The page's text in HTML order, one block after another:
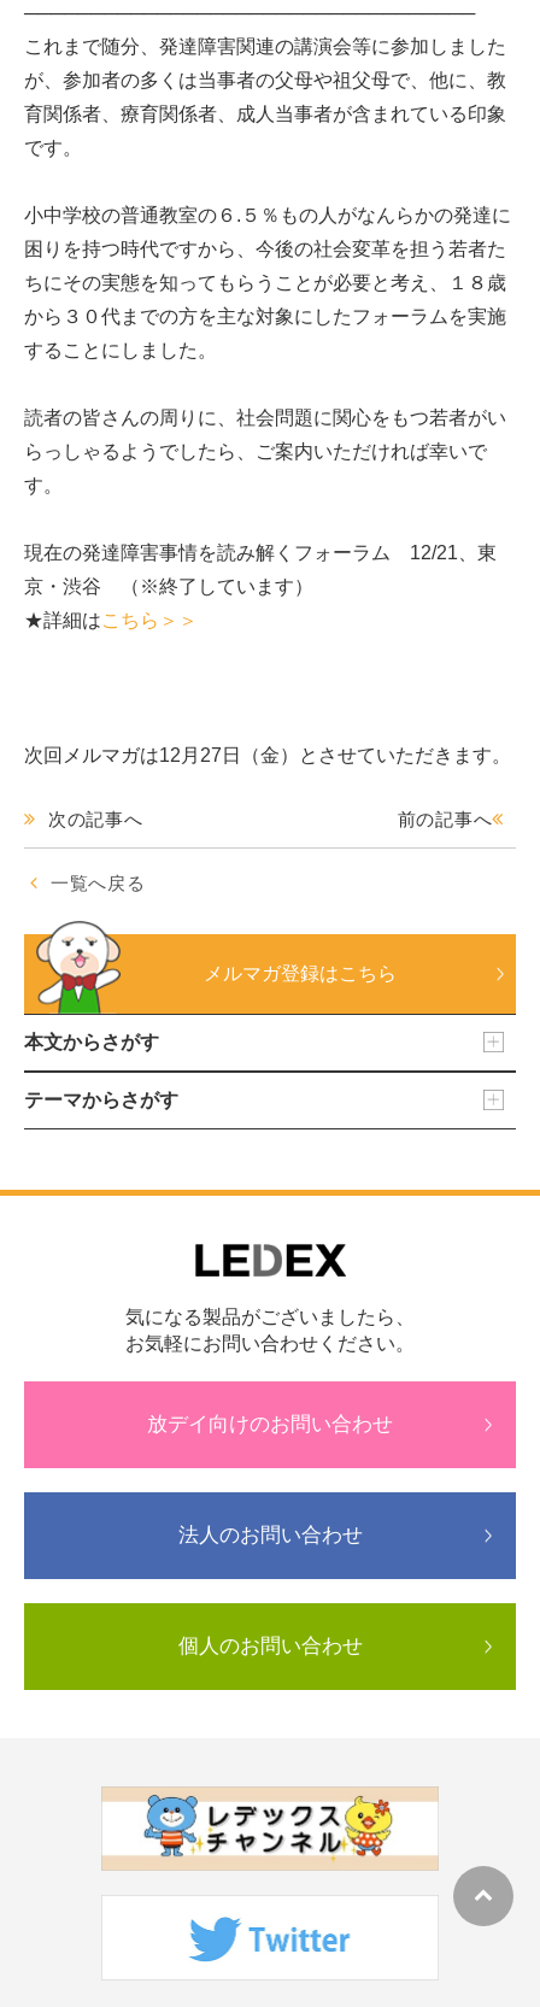
──────────────────────────────────
これまで随分、発達障害関連の講演会等に参加しました
が、参加者の多くは当事者の父母や祖父母で、他に、教
育関係者、療育関係者、成人当事者が含まれている印象
です。
小中学校の普通教室の６.５％もの人がなんらかの発達に
困りを持つ時代ですから、今後の社会変革を担う若者た
ちにその実態を知ってもらうことが必要と考え、１８歳
から３０代までの方を主な対象にしたフォーラムを実施
することにしました。
読者の皆さんの周りに、社会問題に関心をもつ若者がい
らっしゃるようでしたら、ご案内いただければ幸いで
す。
現在の発達障害事情を読み解くフォーラム 12/21、東
京・渋谷 （※終了しています）
★詳細はこちら＞＞
次回メルマガは12月27日（金）とさせていただきます。
前の記事へ
次の記事へ
一覧へ戻る
メルマガ登録はこちら
本文からさがす
テーマからさがす
気になる製品がございましたら、
お気軽にお問い合わせください。
放デイ向けのお問い合わせ
法人のお問い合わせ
個人のお問い合わせ